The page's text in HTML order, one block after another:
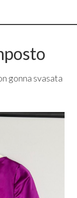
gonna svasata